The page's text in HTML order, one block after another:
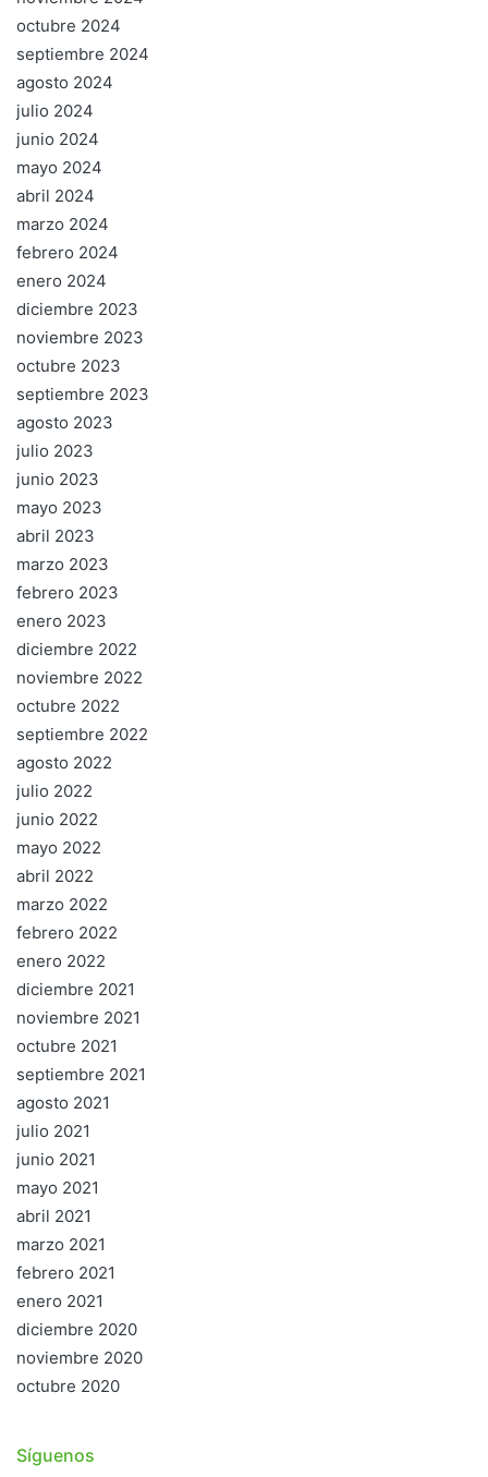
octubre 2024
septiembre 2024
agosto 2024
julio 2024
junio 2024
mayo 2024
abril 2024
marzo 2024
febrero 2024
enero 2024
diciembre 2023
noviembre 2023
octubre 2023
septiembre 2023
agosto 2023
julio 2023
junio 2023
mayo 2023
abril 2023
marzo 2023
febrero 2023
enero 2023
diciembre 2022
noviembre 2022
octubre 2022
septiembre 2022
agosto 2022
julio 2022
junio 2022
mayo 2022
abril 2022
marzo 2022
febrero 2022
enero 2022
diciembre 2021
noviembre 2021
octubre 2021
septiembre 2021
agosto 2021
julio 2021
junio 2021
mayo 2021
abril 2021
marzo 2021
febrero 2021
enero 2021
diciembre 2020
noviembre 2020
octubre 2020
Síguenos